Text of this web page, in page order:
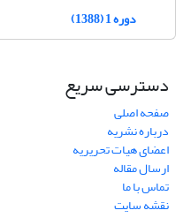
دوره 1 (1388)
دسترسی سریع
صفحه اصلی
درباره نشریه
اعضای هیات تحریریه
ارسال مقاله
تماس با ما
نقشه سایت